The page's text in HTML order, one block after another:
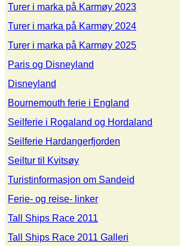
Turer i marka på Karmøy 2023
Turer i marka på Karmøy 2024
Turer i marka på Karmøy 2025
Paris og Disneyland
Disneyland
Bournemouth ferie i England
Seilferie i Rogaland og Hordaland
Seilferie Hardangerfjorden
Seiltur til Kvitsøy
Turistinformasjon om Sandeid
Ferie- og reise- linker
Tall Ships Race 2011
Tall Ships Race 2011 Galleri